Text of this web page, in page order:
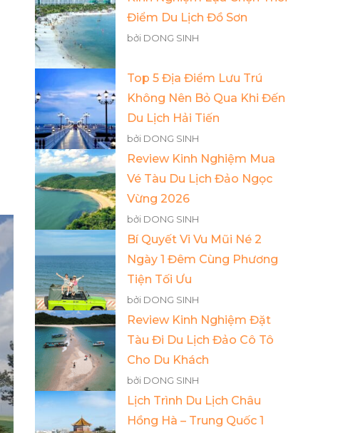
Điểm Du Lịch Đồ Sơn
bởi DONG SINH
Top 5 Địa Điểm Lưu Trú
Không Nên Bỏ Qua Khi Đến
Du Lịch Hải Tiến
bởi DONG SINH
Review Kinh Nghiệm Mua
Vé Tàu Du Lịch Đảo Ngọc
Vừng 2026
bởi DONG SINH
Bí Quyết Vi Vu Mũi Né 2
Ngày 1 Đêm Cùng Phương
Tiện Tối Ưu
bởi DONG SINH
Review Kinh Nghiệm Đặt
Tàu Đi Du Lịch Đảo Cô Tô
Cho Du Khách
bởi DONG SINH
Lịch Trình Du Lịch Châu
Hồng Hà – Trung Quốc 1